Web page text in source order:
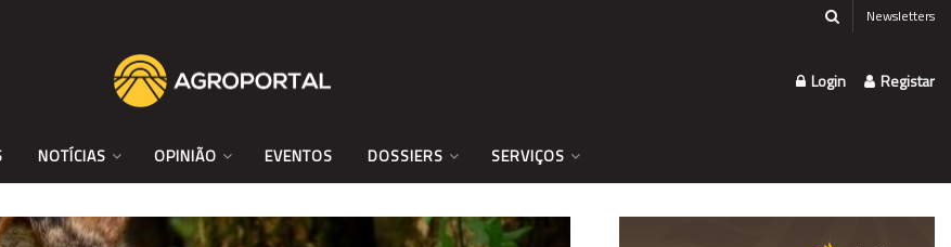
Newsletters
Login Registar
NOTÍCIAS OPINIÃO EVENTOS DOSSIERS SERVIÇOS